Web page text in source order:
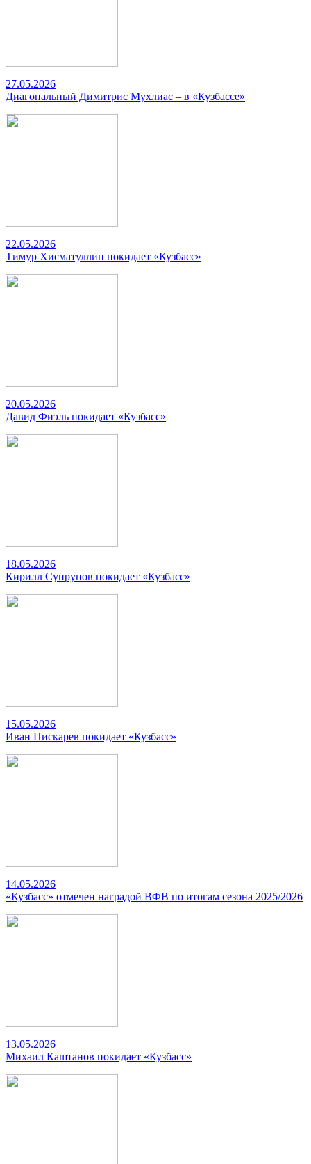
27.05.2026
Диагональный Димитрис Мухлиас – в «Кузбассе»
22.05.2026
Тимур Хисматуллин покидает «Кузбасс»
20.05.2026
Давид Фиэль покидает «Кузбасс»
18.05.2026
Кирилл Супрунов покидает «Кузбасс»
15.05.2026
Иван Пискарев покидает «Кузбасс»
14.05.2026
«Кузбасс» отмечен наградой ВФВ по итогам сезона 2025/2026
13.05.2026
Михаил Каштанов покидает «Кузбасс»